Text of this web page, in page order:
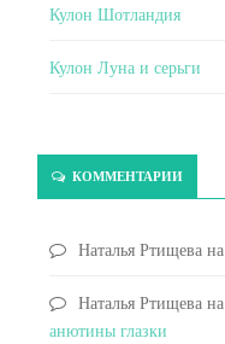
Кулон Шотландия
Кулон Луна и серьги
КОММЕНТАРИИ
Наталья Ртищева на
Наталья Ртищева на
анютины глазки